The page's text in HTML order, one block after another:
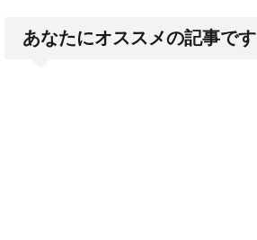
あなたにオススメの記事です